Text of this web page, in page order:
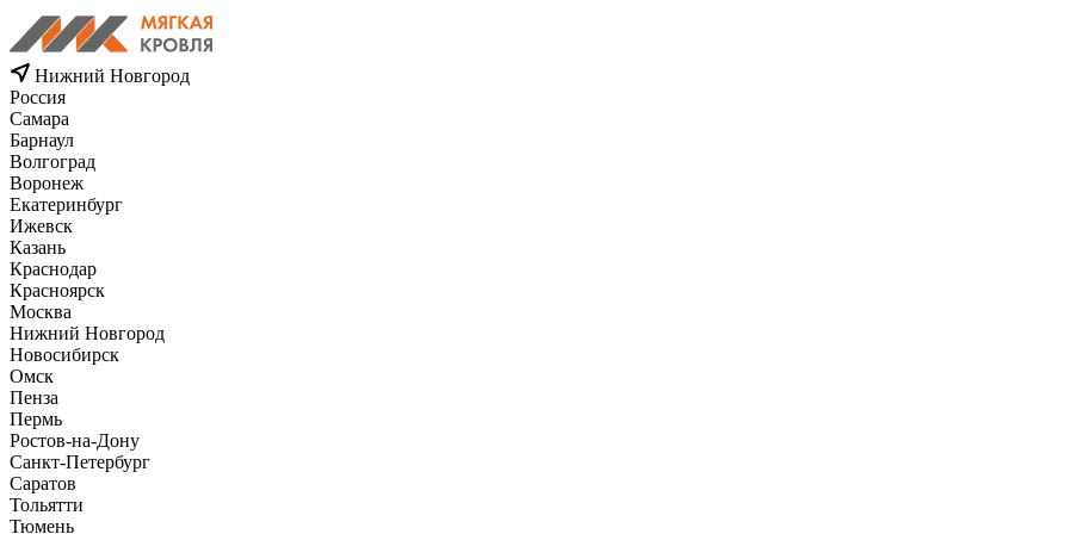
Нижний Новгород
Россия
Самара
Барнаул
Волгоград
Воронеж
Екатеринбург
Ижевск
Казань
Краснодар
Красноярск
Москва
Нижний Новгород
Новосибирск
Омск
Пенза
Пермь
Ростов-на-Дону
Санкт-Петербург
Саратов
Тольятти
Тюмень